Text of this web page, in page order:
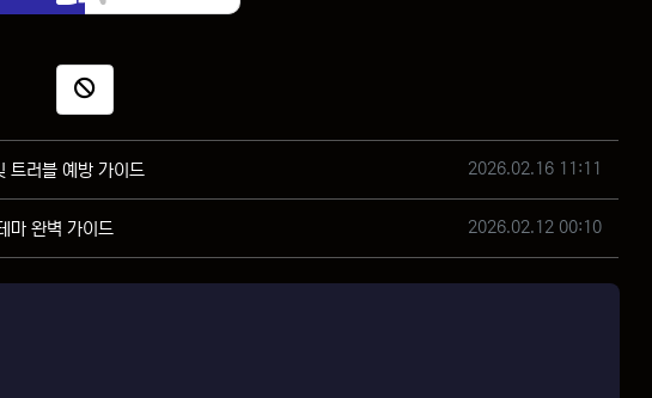
신고
트러블 예방 가이드 작성일
2026.02.16 11:11
마 완벽 가이드 작성일
2026.02.12 00:10